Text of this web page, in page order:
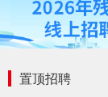
置顶招聘